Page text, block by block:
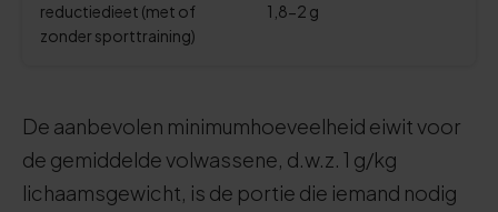
reductiedieet (met of
zonder sporttraining)
1,8-2 g
De aanbevolen minimumhoeveelheid eiwit voor
de gemiddelde volwassene, d.w.z. 1 g/kg
lichaamsgewicht, is de portie die iemand nodig